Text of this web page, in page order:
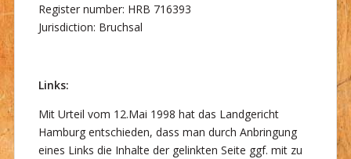
Register number: HRB 716393
Jurisdiction: Bruchsal
Links:
Mit Urteil vom 12.Mai 1998 hat das Landgericht
Hamburg entschieden, dass man durch Anbringung
eines Links die Inhalte der gelinkten Seite ggf. mit zu